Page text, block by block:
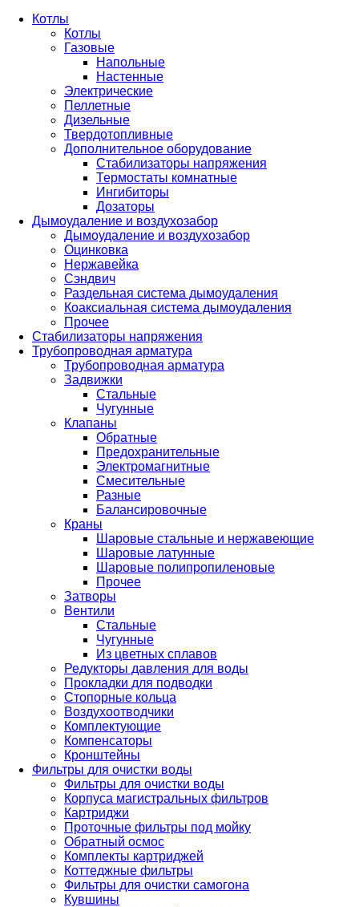
Котлы
Котлы
Газовые
Напольные
Настенные
Электрические
Пеллетные
Дизельные
Твердотопливные
Дополнительное оборудование
Стабилизаторы напряжения
Термостаты комнатные
Ингибиторы
Дозаторы
Дымоудаление и воздухозабор
Дымоудаление и воздухозабор
Оцинковка
Нержавейка
Сэндвич
Раздельная система дымоудаления
Коаксиальная система дымоудаления
Прочее
Стабилизаторы напряжения
Трубопроводная арматура
Трубопроводная арматура
Задвижки
Стальные
Чугунные
Клапаны
Обратные
Предохранительные
Электромагнитные
Смесительные
Разные
Балансировочные
Краны
Шаровые стальные и нержавеющие
Шаровые латунные
Шаровые полипропиленовые
Прочее
Затворы
Вентили
Стальные
Чугунные
Из цветных сплавов
Редукторы давления для воды
Прокладки для подводки
Стопорные кольца
Воздухоотводчики
Комплектующие
Компенсаторы
Кронштейны
Фильтры для очистки воды
Фильтры для очистки воды
Корпуса магистральных фильтров
Картриджи
Проточные фильтры под мойку
Обратный осмос
Комплекты картриджей
Коттеджные фильтры
Фильтры для очистки самогона
Кувшины